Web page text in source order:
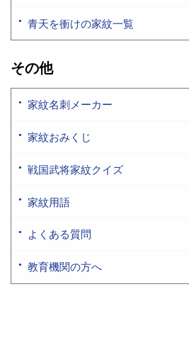
青天を衝けの家紋一覧
その他
家紋名刺メーカー
家紋おみくじ
戦国武将家紋クイズ
家紋用語
よくある質問
教育機関の方へ